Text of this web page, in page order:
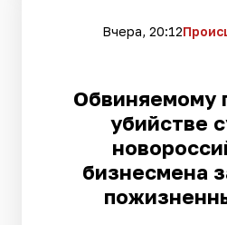
Вчера, 20:12
Обвиняемому
убийстве
бизнесмена